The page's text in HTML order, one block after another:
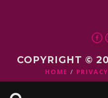
COPYRIGHT ©
HOME